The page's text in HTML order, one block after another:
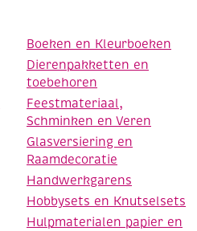
Boeken en Kleurboeken
Dierenpakketten en
toebehoren
Feestmateriaal,
Schminken en Veren
Glasversiering en
Raamdecoratie
Handwerkgarens
Hobbysets en Knutselsets
Hulpmaterialen papier en